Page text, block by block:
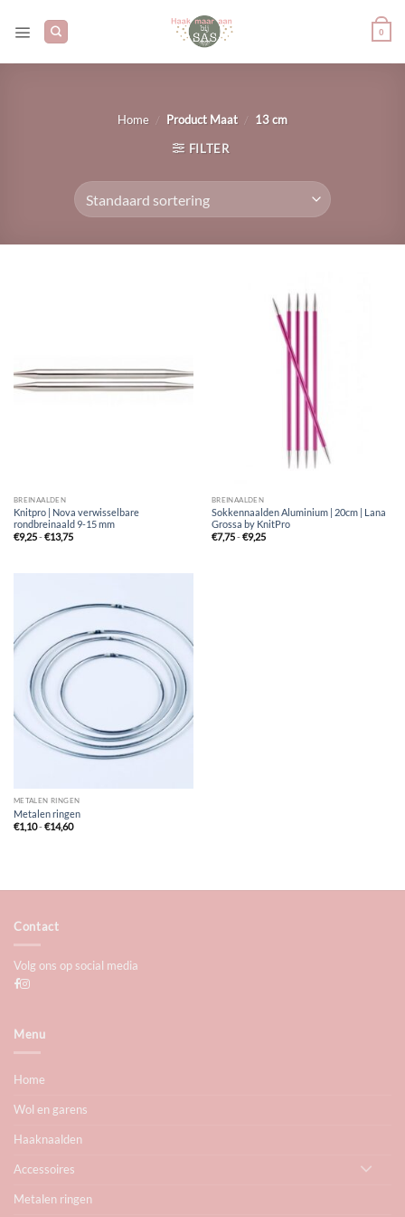
naar
0
Home / Product Maat / 13 cm
FILTER
BREINAALDEN
Knitpro | Nova verwisselbare
rondbreinaald 9-15 mm
€9,25-€13,75Prijsklasse:
€9,25
BREINAALDEN
Sokkennaalden Aluminium | 20cm | Lana
Grossa by KnitPro
€7,75-€9,25Prijsklasse:
€7,75
METALEN RINGEN
Metalen ringen
€1,10-€14,60Prijsklasse:
€1,10
Contact
Volg ons op social media
Menu
Home
Wol en garens
Haaknaalden
Accessoires
Metalen ringen